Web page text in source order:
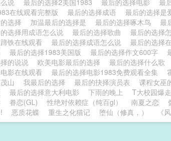
说
最后的选择2美国1983 最后的选择电影 最
在线观看完整版
最后的选择成语 最后的选择是
选择
加温最后的选择是 最后的选择啄木鸟 最
选择用成语怎么说
最后的选择歌曲 最后的选择
铁在线观看
最后的选择成语怎么说 最后的选择
最后的选择1983美国版 最后的选择作文600字
的说说
欧美电影最后的选择 最后的选择什么歌
影在线观看
最后的选择电影1983免费观看全集
山
我最后的选择 最后的抉择演员表 课程女巫
最后的选择意大利电影 下雨的晚上 T大校园爆
眷恋(GL) 性绝对依赖症（纯百gl） 南夏之恋
恶质花蝶 重生之化猫记 堕仙（修真，） 《